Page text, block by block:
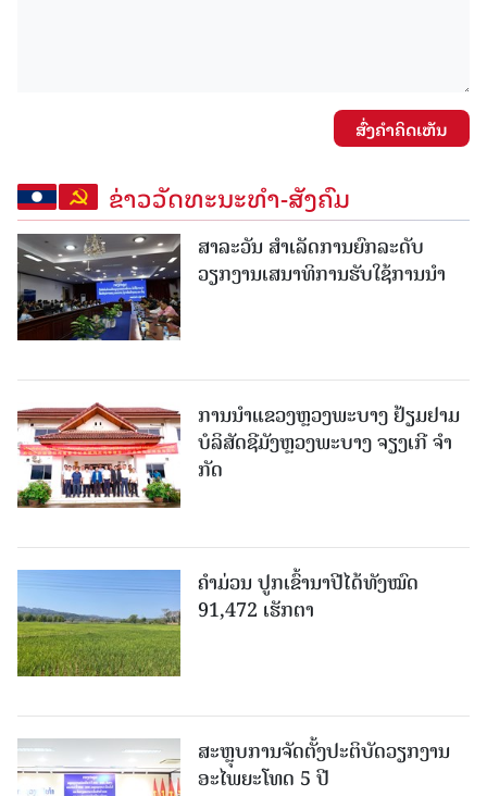
ສົ່ງຄໍາຄິດເຫັນ
ຂ່າວວັດທະນະທຳ-ສັງຄົມ
ສາລະວັນ ສໍາເລັດການຍົກລະດັບ
ວຽກງານເສນາທິການຮັບໃຊ້ການນໍາ
ການນຳແຂວງຫຼວງພະບາງ ຢ້ຽມ​ຢາມ
ບໍ​ລິ​ສັດຊີມັງຫຼວງພະບາງ ຈຽງເກີ ຈໍາ
ກັດ
ຄໍາມ່ວນ ປູກເຂົ້ານາປີໄດ້ທັງໝົດ
91,472 ເຮັກຕາ
ສະຫຼຸບການຈັດຕັ້ງປະຕິບັດວຽກງານ
ອະໄພຍະໂທດ 5 ປີ